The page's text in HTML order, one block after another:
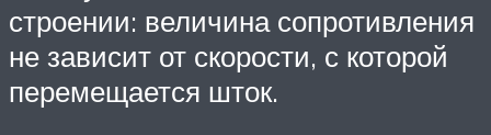
строении: величина сопротивления
не зависит от скорости, с которой
перемещается шток.